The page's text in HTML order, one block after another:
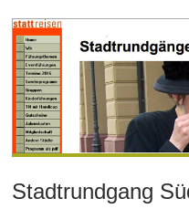
Stadtrundgang